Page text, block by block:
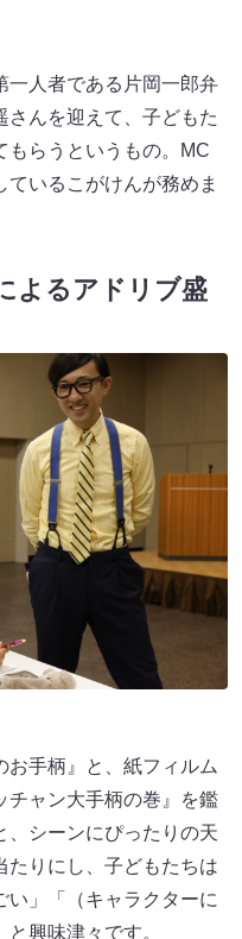
一人者である片岡一郎弁
さんを迎えて、子どもた
もらうというもの。MC
いるこがけんが務めま
よるアドリブ盛
お手柄』と、紙フィルム
チャン大手柄の巻』を鑑
、シーンにぴったりの天
たりにし、子どもたちは
い」「（キャラクターに
興味津々です。